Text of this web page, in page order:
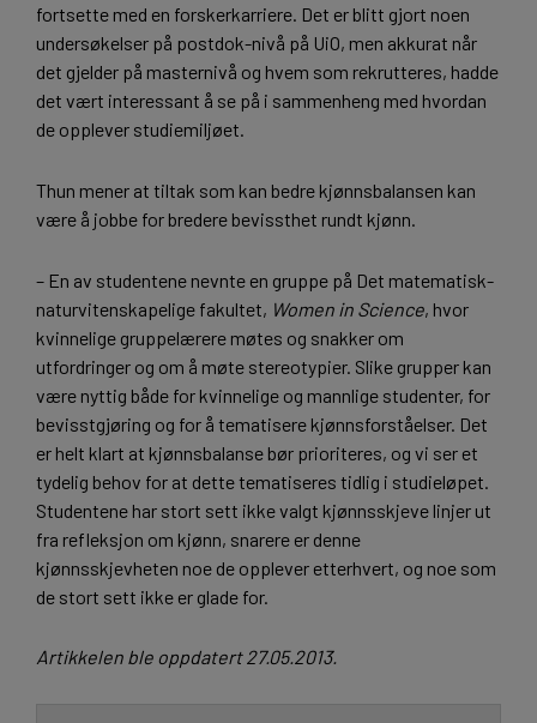
fortsette med en forskerkarriere. Det er blitt gjort noen
undersøkelser på postdok-nivå på UiO, men akkurat når
det gjelder på masternivå og hvem som rekrutteres, hadde
det vært interessant å se på i sammenheng med hvordan
de opplever studiemiljøet.
Thun mener at tiltak som kan bedre kjønnsbalansen kan
være å jobbe for bredere bevissthet rundt kjønn.
– En av studentene nevnte en gruppe på Det matematisk-
naturvitenskapelige fakultet, Women in Science, hvor
kvinnelige gruppelærere møtes og snakker om
utfordringer og om å møte stereotypier. Slike grupper kan
være nyttig både for kvinnelige og mannlige studenter, for
bevisstgjøring og for å tematisere kjønnsforståelser. Det
er helt klart at kjønnsbalanse bør prioriteres, og vi ser et
tydelig behov for at dette tematiseres tidlig i studieløpet.
Studentene har stort sett ikke valgt kjønnsskjeve linjer ut
fra refleksjon om kjønn, snarere er denne
kjønnsskjevheten noe de opplever etterhvert, og noe som
de stort sett ikke er glade for.
Artikkelen ble oppdatert 27.05.2013.